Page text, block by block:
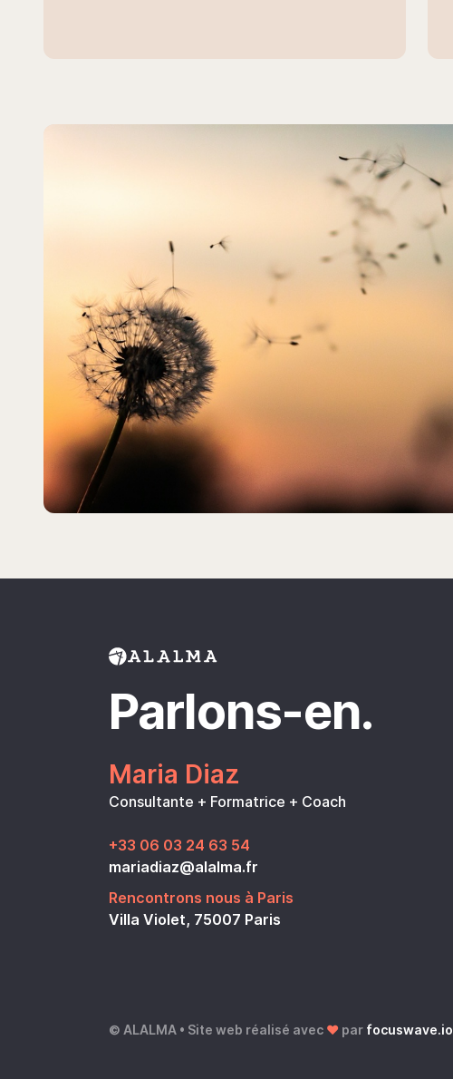
Parlons-en.
Maria Diaz
Consultante + Formatrice + Coach
+33 06 03 24 63 54
mariadiaz@alalma.fr
Rencontrons nous à Paris
Villa Violet, 75007 Paris
© ALALMA • Site web réalisé avec ❤ par focuswave.io